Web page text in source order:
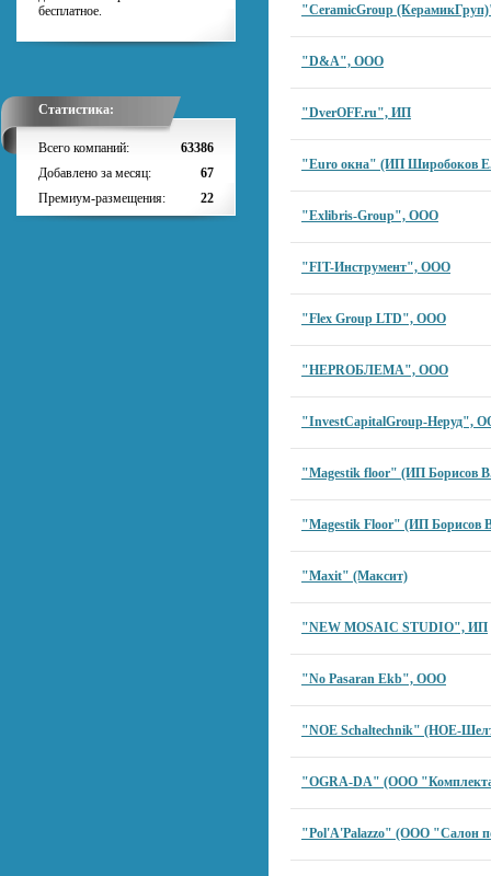
"CeramicGroup
"D&A", ООО
"DverOFF.ru", ИП
"Euro окна" (ИП Широбоков
"Exlibris-Group", ООО
"FIT-Инструмент", ООО
"Flex Group LTD", ООО
"HEPROБЛЕМА", ООО
"InvestCapitalGroup-Неруд",
"Magestik floor" (ИП Борисов
"Magestik Floor" (ИП Борисов
"Maxit" (Максит)
"NEW MOSAIC STUDIO", ИП
"No Pasaran Ekb", ООО
"NOE Schaltechnik" (НОЕ-
"OGRA-DA" (ООО
"Pol'A'Palazzo" (ООО "Салон
бесплатное.
Статистика:
Всего компаний:
63386
Добавлено за месяц:
67
Премиум-размещения:
22